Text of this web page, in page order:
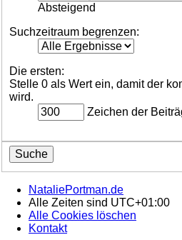
Absteigend
Suchzeitraum begrenzen:
Die ersten:
Stelle 0 als Wert ein, damit der
wird.
Zeichen der
NataliePortman.de
Alle Zeiten sind UTC+01:00
Alle Cookies löschen
Kontakt